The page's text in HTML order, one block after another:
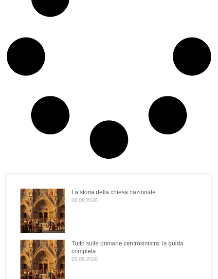
La storia della chiesa nazionale
06.08.2026
Tutto sulle primarie centrosinistra: la guida
completa
05.08.2026